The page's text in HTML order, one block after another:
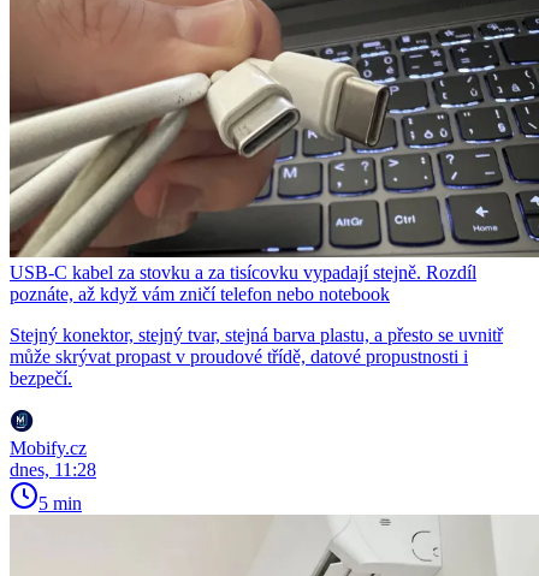
USB-C kabel za stovku a za tisícovku vypadají stejně. Rozdíl
poznáte, až když vám zničí telefon nebo notebook
Stejný konektor, stejný tvar, stejná barva plastu, a přesto se uvnitř
může skrývat propast v proudové třídě, datové propustnosti i
bezpečí.
Mobify.cz
dnes, 11:28
5 min